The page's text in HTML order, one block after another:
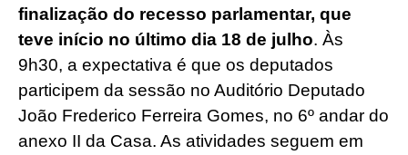
finalização do recesso parlamentar, que
teve início no último dia 18 de julho. Às
9h30, a expectativa é que os deputados
participem da sessão no Auditório Deputado
João Frederico Ferreira Gomes, no 6º andar do
anexo II da Casa. As atividades seguem em